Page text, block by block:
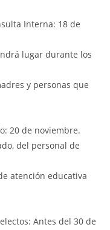
Interna: 18 de
lugar durante los
y personas que
20 de noviembre.
del personal de
atención educativa
Antes del 30 de